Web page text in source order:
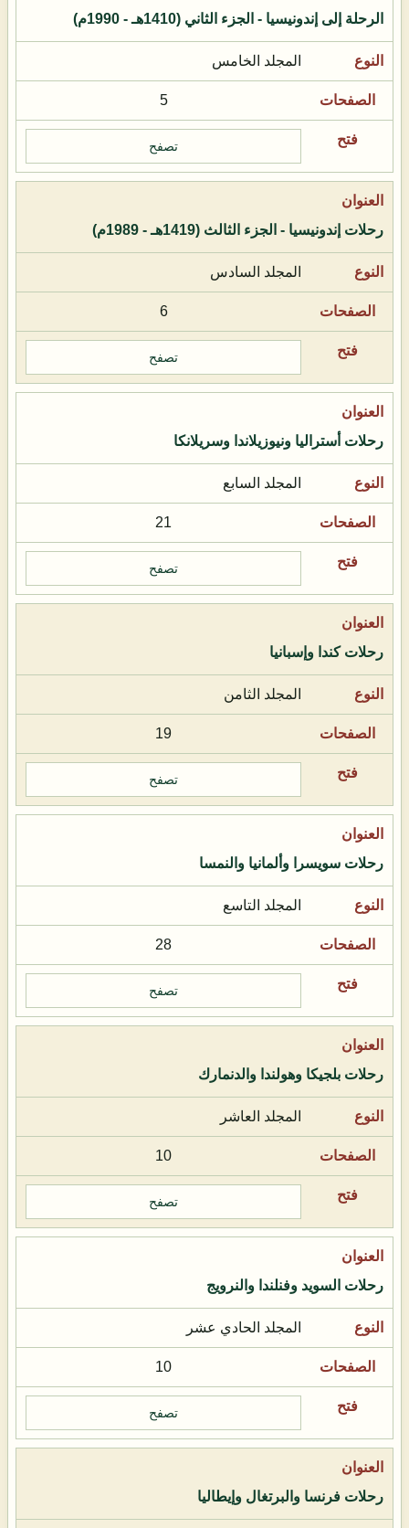
الرحلة إلى إندونيسيا - الجزء الثاني (1410هـ - 1990م)
المجلد الخامس
5
تصفح
رحلات إندونيسيا - الجزء الثالث (1419هـ - 1989م)
المجلد السادس
6
تصفح
رحلات أستراليا ونيوزيلاندا وسريلانكا
المجلد السابع
21
تصفح
رحلات كندا وإسبانيا
المجلد الثامن
19
تصفح
رحلات سويسرا وألمانيا والنمسا
المجلد التاسع
28
تصفح
رحلات بلجيكا وهولندا والدنمارك
المجلد العاشر
10
تصفح
رحلات السويد وفنلندا والنرويج
المجلد الحادي عشر
10
تصفح
رحلات فرنسا والبرتغال وإيطاليا